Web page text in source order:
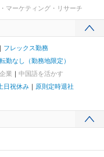
マーケティング・リサーチ
フレックス勤務
転勤なし（勤務地限定）
業
中国語を活かす
日祝休み
原則定時退社